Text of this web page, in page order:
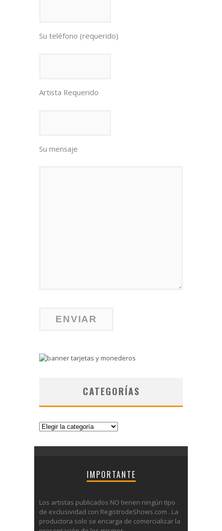
Su teléfono (requerido)
Artista Requerido
Su mensaje
CATEGORÍAS
Categorías
IMPORTANTE
Los artistas publicados NO tienen ningún tipo
de exclusividad con RegistrodeShows.com . La
productora solo se encarga de comercializar la